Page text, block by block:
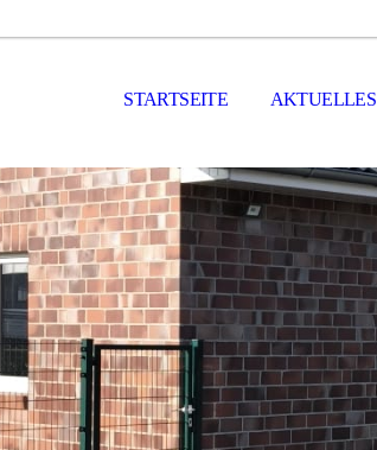
STARTSEITE AKTUELLES